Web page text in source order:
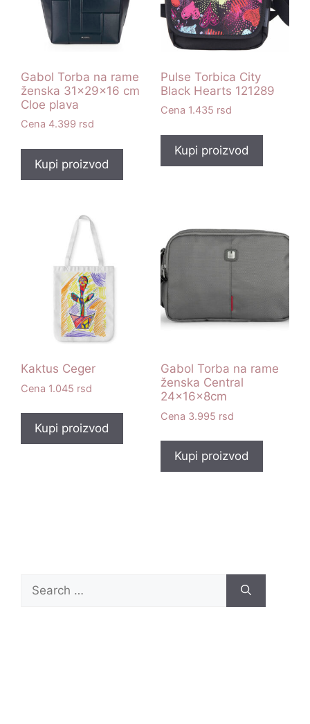
Gabol Torba na rame
ženska 31x29x16 cm
Cloe plava
4.399 rsd
Kupi proizvod
Pulse Torbica City
Black Hearts 121289
1.435 rsd
Kupi proizvod
Kaktus Ceger
1.045 rsd
Kupi proizvod
Gabol Torba na rame
ženska Central
24x16x8cm
3.995 rsd
Kupi proizvod